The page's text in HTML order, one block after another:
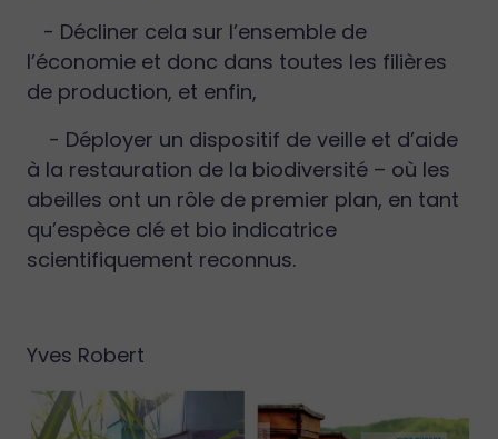
- Décliner cela sur l’ensemble de
l’économie et donc dans toutes les filières
de production, et enfin,
- Déployer un dispositif de veille et d’aide
à la restauration de la biodiversité – où les
abeilles ont un rôle de premier plan, en tant
qu’espèce clé et bio indicatrice
scientifiquement reconnus.
Yves Robert